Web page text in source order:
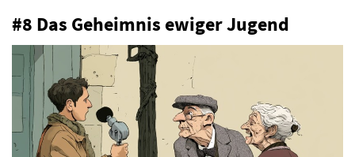
#8 Das Geheimnis ewiger Jugend